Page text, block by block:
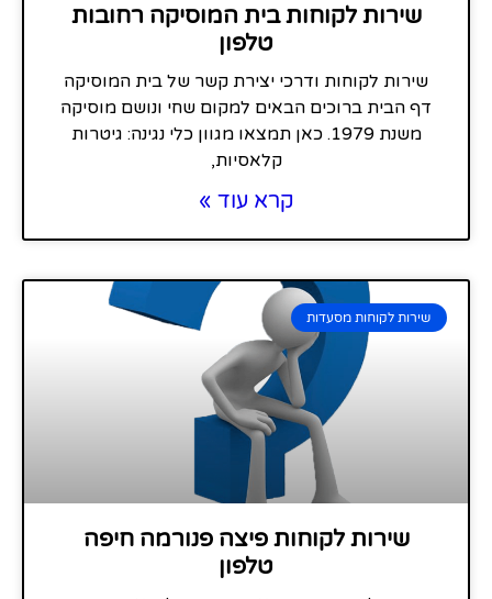
שירות לקוחות בית המוסיקה רחובות
טלפון
שירות לקוחות ודרכי יצירת קשר של בית המוסיקה
דף הבית ברוכים הבאים למקום שחי ונושם מוסיקה
משנת 1979. כאן תמצאו מגוון כלי נגינה: גיטרות
קלאסיות,
קרא עוד »
שירות לקוחות מסעדות
שירות לקוחות פיצה פנורמה חיפה
טלפון